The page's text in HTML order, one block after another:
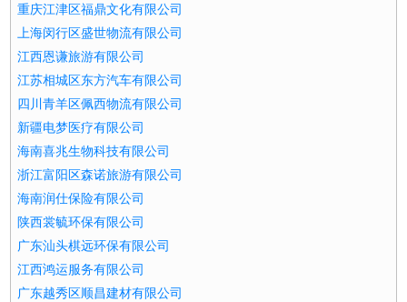
重庆江津区福鼎文化有限公司
上海闵行区盛世物流有限公司
江西恩谦旅游有限公司
江苏相城区东方汽车有限公司
四川青羊区佩西物流有限公司
新疆电梦医疗有限公司
海南喜兆生物科技有限公司
浙江富阳区森诺旅游有限公司
海南润仕保险有限公司
陕西裳毓环保有限公司
广东汕头棋远环保有限公司
江西鸿运服务有限公司
广东越秀区顺昌建材有限公司